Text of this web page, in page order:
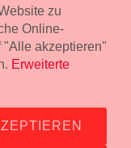
Party mit
GmbH,
zu
Online-
"Alle akzeptieren"
Erweiterte